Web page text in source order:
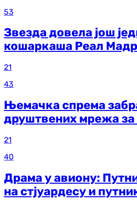
53
Звезда довела још
кошаркаша Реал
21
43
Њемачка спрема
друштвених мрежа
21
40
Драма у авиону:
на стјуардесу и